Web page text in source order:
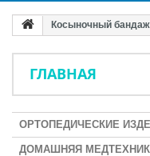
Косыночный бандаж
ГЛАВНАЯ
ОРТОПЕДИЧЕСКИЕ
ДОМАШНЯЯ